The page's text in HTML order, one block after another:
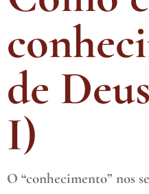
de
I)
O “conhecimento” nos